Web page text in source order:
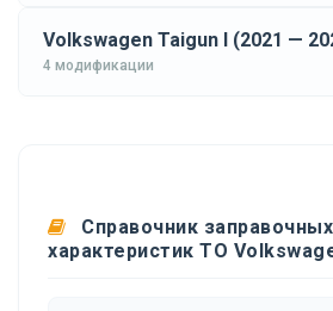
Volkswagen Taigun I (2021 —
4 модификации
Справочник
характеристик ТО